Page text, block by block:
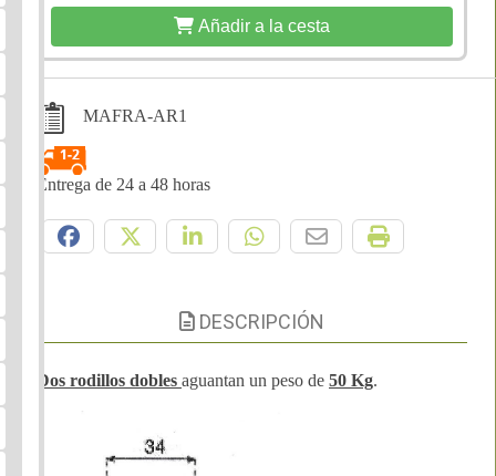
Añadir a la cesta
MAFRA-AR1
Entrega de 24 a 48 horas
DESCRIPCIÓN
Dos rodillos dobles aguantan un peso de 50 Kg.